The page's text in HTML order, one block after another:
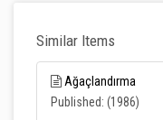
Similar Items
Ağaçlandırma
Published: (1986)